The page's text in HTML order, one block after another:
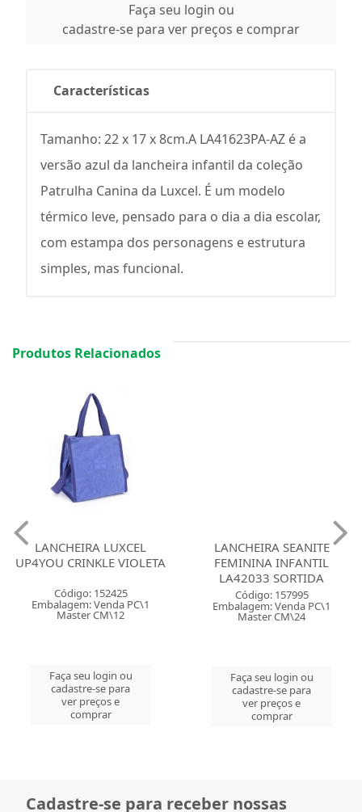
Faça seu login ou
cadastre-se para ver preços e comprar
Características
Tamanho: 22 x 17 x 8cm.A LA41623PA-AZ é a
versão azul da lancheira infantil da coleção
Patrulha Canina da Luxcel. É um modelo
térmico leve, pensado para o dia a dia escolar,
com estampa dos personagens e estrutura
simples, mas funcional.
Produtos Relacionados
LANCHEIRA LUXCEL
UP4YOU CRINKLE VIOLETA
Código: 152425
Embalagem: Venda PC\1
Master CM\12
Faça seu login ou
cadastre-se para
ver preços e
comprar
LANCHEIRA SEANITE
FEMININA INFANTIL
LA42033 SORTIDA
Código: 157995
Embalagem: Venda PC\1
Master CM\24
Faça seu login ou
cadastre-se para
ver preços e
comprar
Cadastre-se para receber nossas